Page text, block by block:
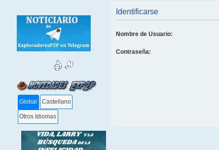
Global Castellano
Otros Idiomas
Identificarse
Nombre de Usuario:
Contraseña: